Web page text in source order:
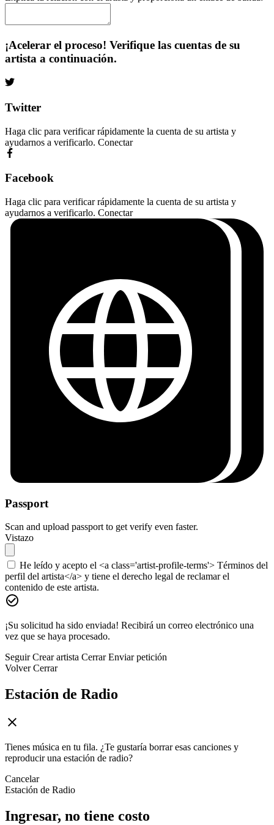
¡Acelerar el proceso! Verifique las cuentas de su
artista a continuación.
Twitter
Haga clic para verificar rápidamente la cuenta de su artista y
ayudarnos a verificarlo. Conectar
Facebook
Haga clic para verificar rápidamente la cuenta de su artista y
ayudarnos a verificarlo. Conectar
Passport
Scan and upload passport to get verify even faster.
Vistazo
He leído y acepto el <a class='artist-profile-terms'> Términos del
perfil del artista</a> y tiene el derecho legal de reclamar el
contenido de este artista.
¡Su solicitud ha sido enviada! Recibirá un correo electrónico una
vez que se haya procesado.
Seguir Crear artista Cerrar Enviar petición
Volver Cerrar
Estación de Radio
Tienes música en tu fila. ¿Te gustaría borrar esas canciones y
reproducir una estación de radio?
Cancelar
Estación de Radio
Ingresar, no tiene costo